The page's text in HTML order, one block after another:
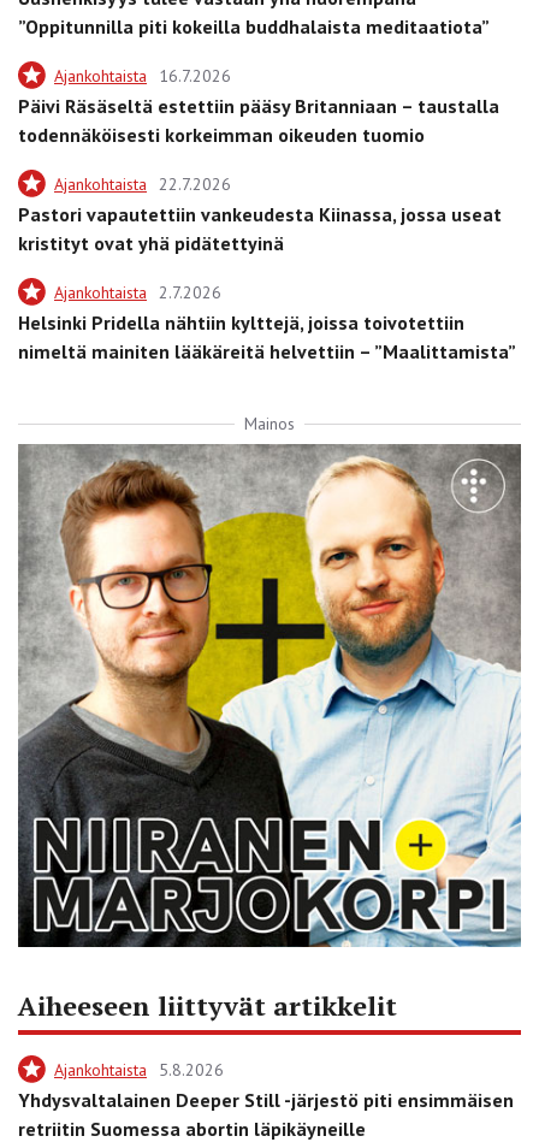
”Oppitunnilla piti kokeilla buddhalaista meditaatiota”
Ajankohtaista 16.7.2026
Päivi Räsäseltä estettiin pääsy Britanniaan – taustalla
todennäköisesti korkeimman oikeuden tuomio
Ajankohtaista 22.7.2026
Pastori vapautettiin vankeudesta Kiinassa, jossa useat
kristityt ovat yhä pidätettyinä
Ajankohtaista 2.7.2026
Helsinki Pridella nähtiin kylttejä, joissa toivotettiin
nimeltä mainiten lääkäreitä helvettiin – ”Maalittamista”
Mainos
Aiheeseen liittyvät artikkelit
Ajankohtaista 5.8.2026
Yhdysvaltalainen Deeper Still -järjestö piti ensimmäisen
retriitin Suomessa abortin läpikäyneille